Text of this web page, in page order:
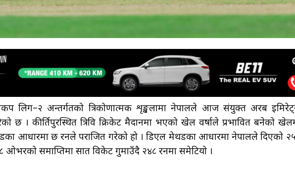
लिग–२ अन्तर्गतको त्रिकोणात्मक शृङ्खलामा नेपालले आज संयुक्त अरब
छ । कीर्तिपुरस्थित त्रिवि क्रिकेट मैदानमा भएको खेल वर्षाले प्रभावित बनेको
आधारमा छ रनले पराजित गरेको हो । डिएल मेथडका आधारमा नेपालले दिएको
ओभरको समाप्तिमा सात विकेट गुमाउँदै २४८ रनमा समेटियो ।